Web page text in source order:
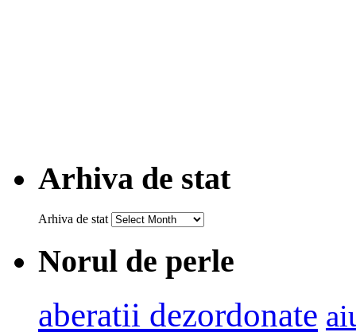
Arhiva de stat
Arhiva de stat
Norul de perle
aberatii dezordonate